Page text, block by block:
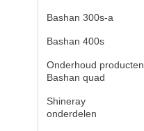
Bashan 300s-a
Bashan 400s(5)
Onderhoud producten
Bashan quad
Shineray
onderdelen